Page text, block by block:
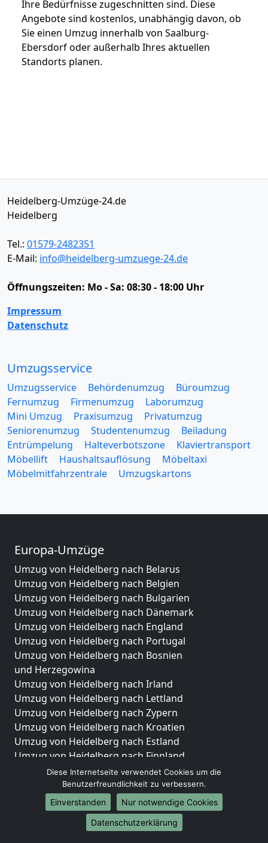
Ihre Bedürfnisse zugeschnitten sind. Diese
Angebote sind kostenlos, unabhängig davon, ob
Sie einen Umzug innerhalb von Saalburg-
Ebersdorf oder außerhalb Ihres aktuellen
Standorts planen.
Heidelberg-Umzüge-24.de
Heidelberg
Tel.: 01579-2482351
E-Mail: info@heidelberg-umzuege-24.de
Öffnungszeiten: Mo - Sa: 08:30 - 18:00 Uhr
Impressum
Datenschutz
Umzugsservice
Umzugsservice Behördenumzug
Büroumzug
Fernumzug
Firmenumzug
Laborumzug
Mini Umzug
Praxisumzug
Privatumzug
Seniorenumzug
Studentenumzug
Beiladung
Entrümpelung
Halteverbotszone
Klaviertransport
Möbellift
Haushaltsauflösung
Möbeltaxi
Möbelmitfahrzentrale
Umzugskartons
Europa-Umzüge
Umzug von Heidelberg nach Belarus
Umzug von Heidelberg nach Belgien
Umzug von Heidelberg nach Bulgarien
Umzug von Heidelberg nach Dänemark
Umzug von Heidelberg nach England
Umzug von Heidelberg nach Portugal
Umzug von Heidelberg nach Bosnien
und Herzegowina
Umzug von Heidelberg nach Irland
Umzug von Heidelberg nach Lettland
Umzug von Heidelberg nach Zypern
Umzug von Heidelberg nach Kroatien
Umzug von Heidelberg nach Estland
Umzug von Heidelberg nach Finnland
Umzug von Heidelberg nach Frankreich
Umzug von Heidelberg nach Griechenland
Umzug von Heidelberg nach Italien
Umzug von Heidelberg nach Liechtenstein
Umzug von Heidelberg nach Luxemburg
Diese Internetseite verwendet Cookies um die
Benutzerfreundlichkeit zu verbessern.
Einverstanden
Nur notwendige Cookies
Datenschutzerklärung